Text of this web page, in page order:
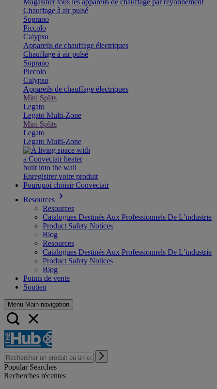
Magasiner tous les appareils de chauffage par reyonnement
Chauffage à air pulsé
Soprano
Piccolo
Calypso
Appareils de chauffage électriques
Chauffage à air pulsé
Soprano
Piccolo
Calypso
Appareils de chauffage électriques
Mini Splits
Legato
Legato Multi-Zone
Mini Splits
Legato
Legato Multi-Zone
Enregistrer votre produit
Pourquoi choisir Convectair
Resources
Resources
Catalogues Destinés Aux Professionnels De L’industrie
Product Safety Notices
Blog
Resources
Catalogues Destinés Aux Professionnels De L’industrie
Product Safety Notices
Blog
Points de vente
Soutien
Menu Main navigation
Popular Searches
Recherches récentes